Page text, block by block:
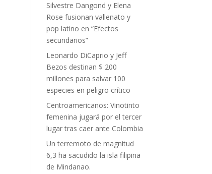
Silvestre Dangond y Elena
Rose fusionan vallenato y
pop latino en “Efectos
secundarios”
Leonardo DiCaprio y Jeff
Bezos destinan $ 200
millones para salvar 100
especies en peligro crítico
Centroamericanos: Vinotinto
femenina jugará por el tercer
lugar tras caer ante Colombia
Un terremoto de magnitud
6,3 ha sacudido la isla filipina
de Mindanao.